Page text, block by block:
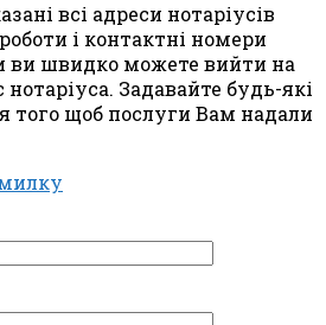
всі адреси нотаріусів
і контактні номери
ви швидко можете вийти на
Задавайте будь-які
того щоб послуги Вам надали